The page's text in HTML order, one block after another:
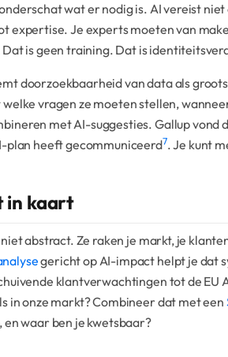
wat er nodig is. AI vereist
expertise. Je experts moeten van
is geen training. Dat is
doorzoekbaarheid van data als
vragen ze moeten stellen,
met AI-suggesties. Gallup vond
plan heeft gecommuniceerd7. Je kunt
in kaart
abstract. Ze raken je markt, je
gericht op AI-impact helpt je dat
klantverwachtingen tot de EU
in onze markt? Combineer dat met een
waar ben je kwetsbaar?